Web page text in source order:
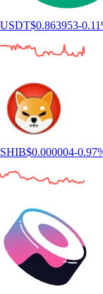
USDT$0.863953-0.11
SHIB$0.000004-0.97